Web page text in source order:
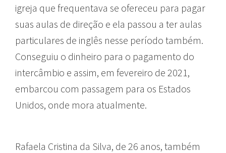
igreja que frequentava se ofereceu para pagar
suas aulas de direção e ela passou a ter aulas
particulares de inglês nesse período também.
Conseguiu o dinheiro para o pagamento do
intercâmbio e assim, em fevereiro de 2021,
embarcou com passagem para os Estados
Unidos, onde mora atualmente.
Rafaela Cristina da Silva, de 26 anos, também